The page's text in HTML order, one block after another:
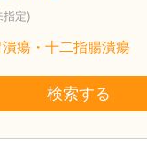
指定)
潰瘍・十二指腸潰瘍
検索する